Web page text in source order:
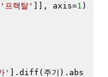
'프랙탈' ]], axis=1 )
'
].diff(주기).abs